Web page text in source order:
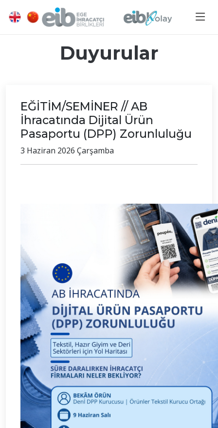
Duyurular
EĞİTİM/SEMİNER // AB
İhracatında Dijital Ürün
Pasaportu (DPP) Zorunluluğu
3 Haziran 2026 Çarşamba